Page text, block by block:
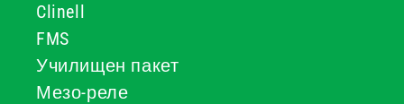
Clinell
FMS
Училищен пакет
Мезо-реле